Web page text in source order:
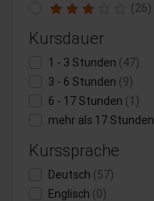
(26)
Kursdauer
1 - 3 Stunden (47)
3 - 6 Stunden (9)
6 - 17 Stunden (1)
mehr als 17 Stunden
Kurssprache
Deutsch (57)
Englisch (0)